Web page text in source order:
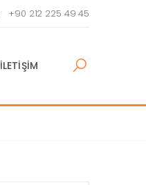
+90 212 225 49 45
İLETIŞIM